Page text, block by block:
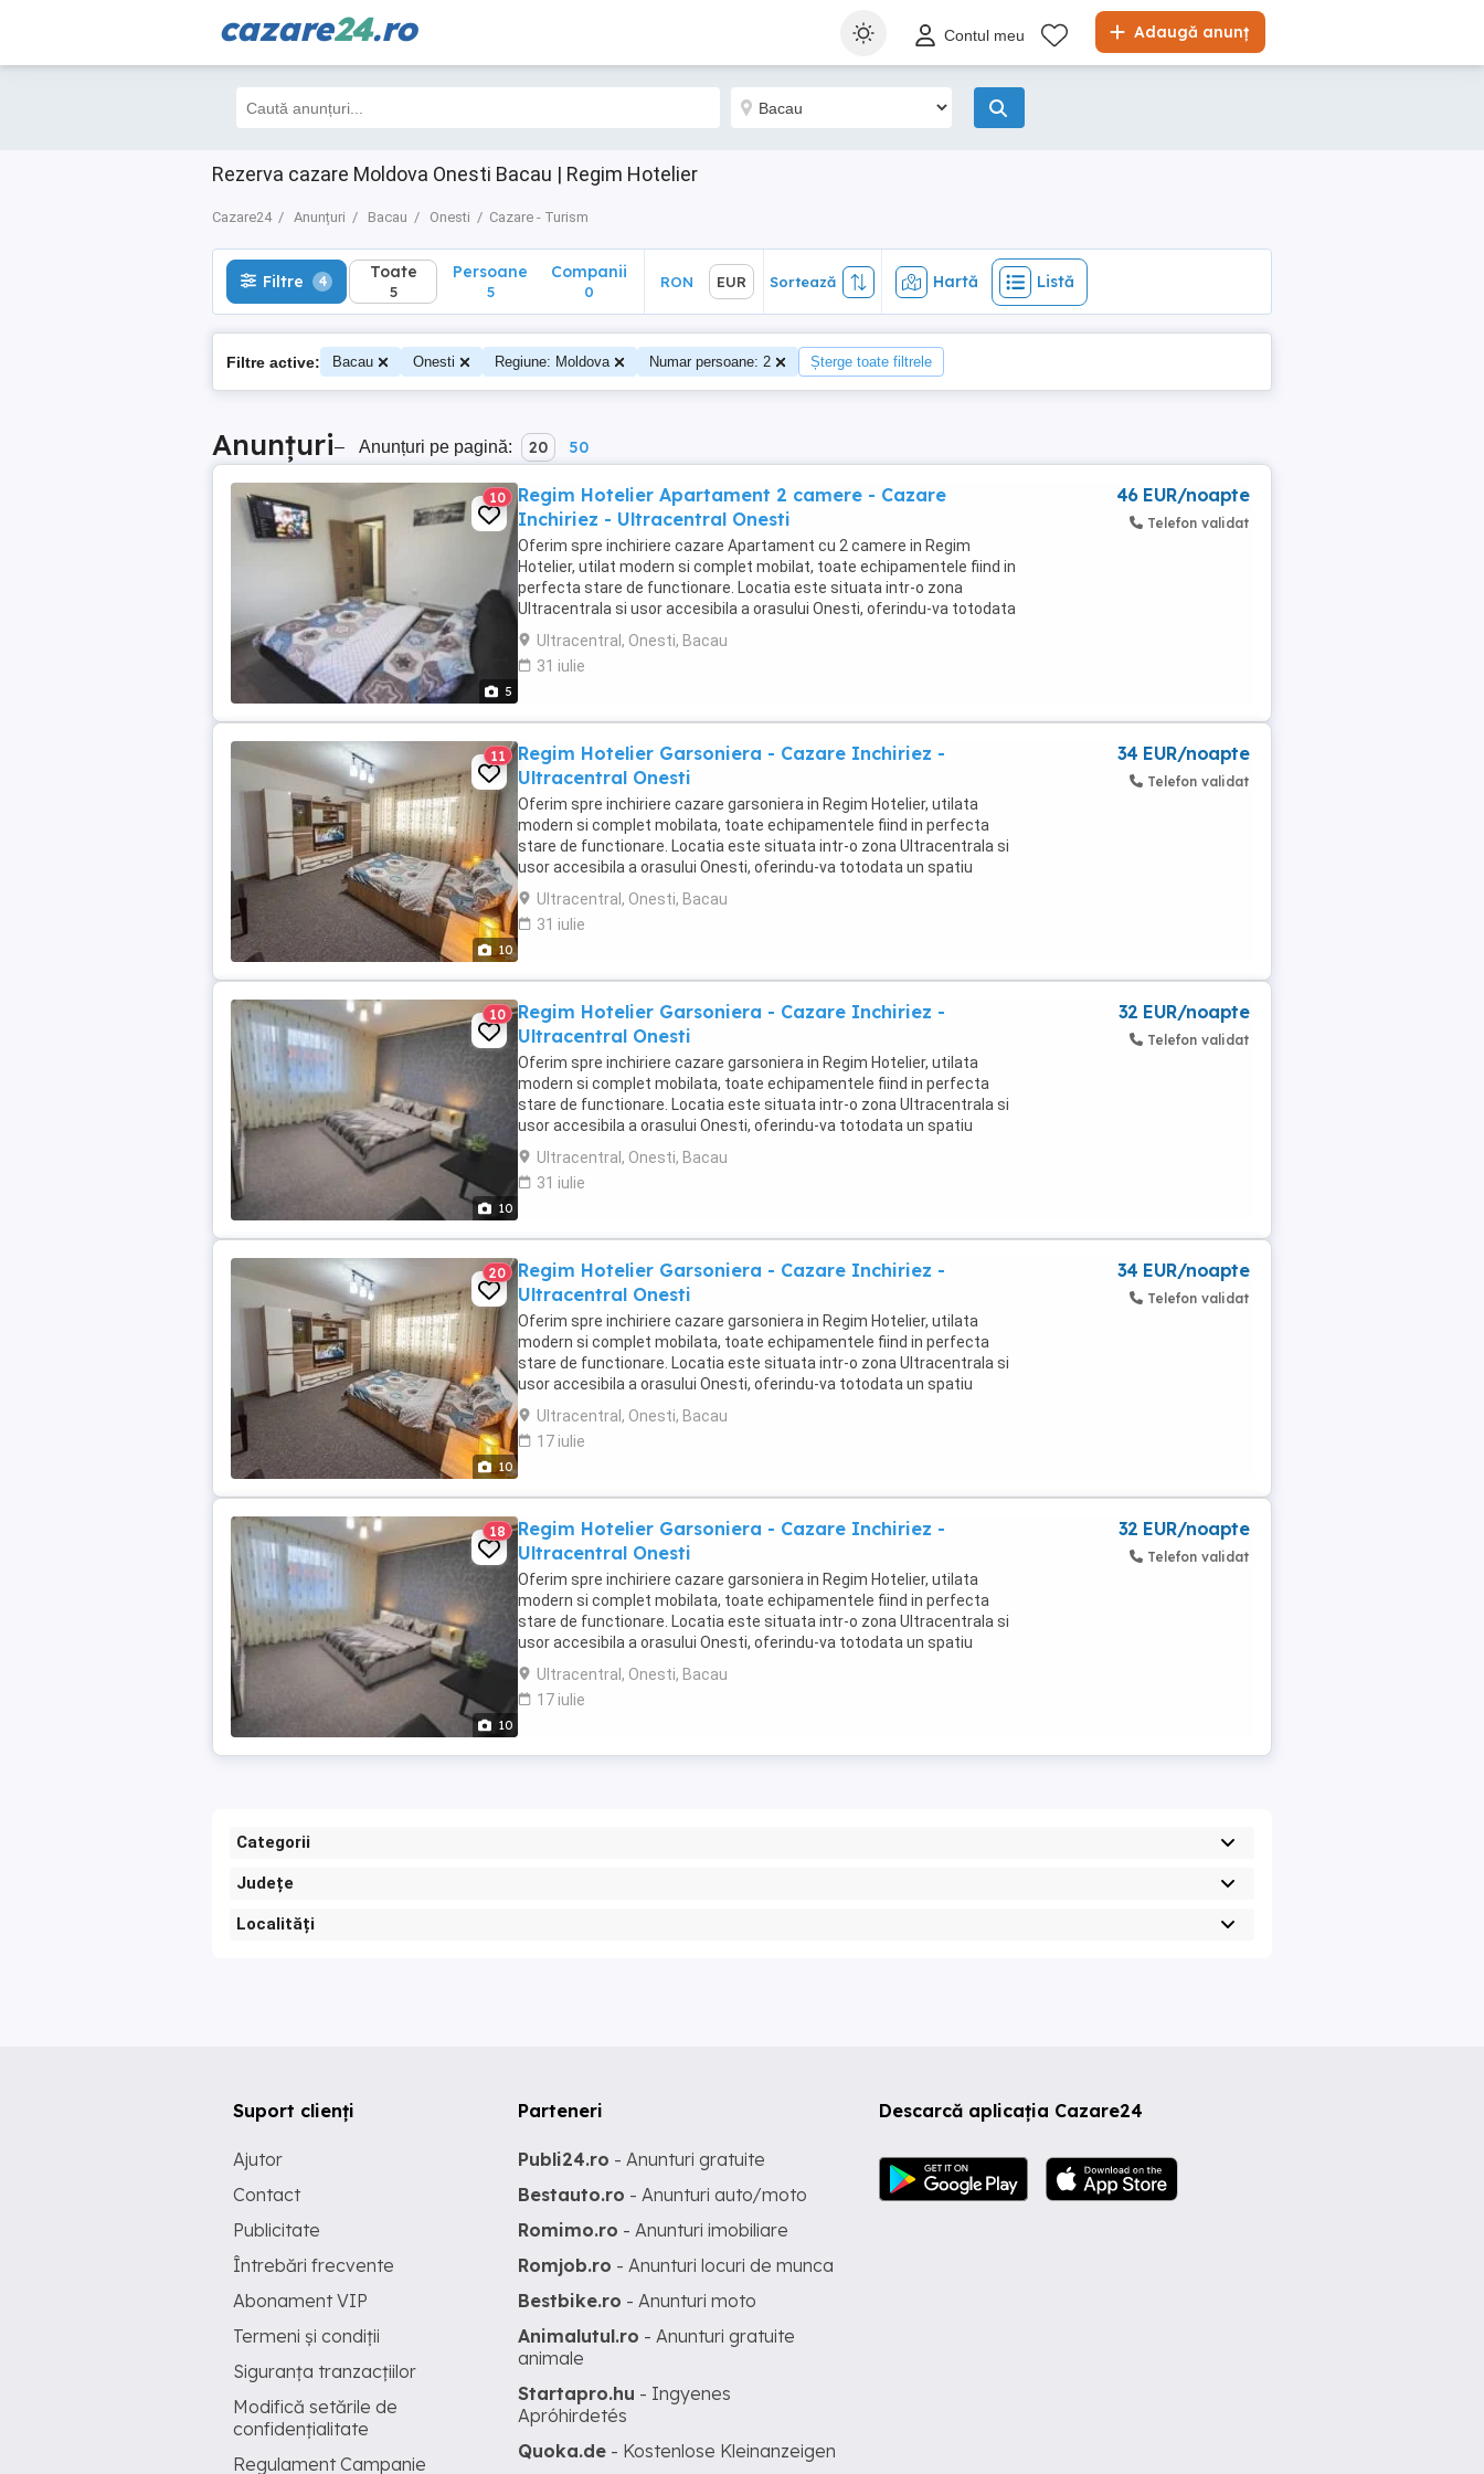
cazare24.ro Adaugă anunț
Contul meu
Rezerva cazare Moldova Onesti Bacau | Regim Hotelier
Cazare24 Anunțuri Bacau Onesti Cazare - Turism
Filtre 4 Toate
5
Hartă Listă
Filtre 4 Toate
5
Persoane
5
Companii
0
RON EUR Sortează Hartă Listă
Filtre active: Bacau Onesti Regiune: Moldova Numar persoane: 2 Șterge toate filtrele
Anunțuri– Anunțuri pe pagină: 20 50
5
10
Regim Hotelier Apartament 2 camere - Cazare
Inchiriez - Ultracentral Onesti
Oferim spre inchiriere cazare Apartament cu 2 camere in Regim
Hotelier, utilat modern si complet mobilat, toate echipamentele fiind in
perfecta stare de functionare. Locatia este situata intr-o zona
Ultracentrala si usor accesibila a orasului Onesti, oferindu-va totodata
un spatiu generos de aproximativ ...
Ultracentral, Onesti, Bacau
31 iulie
46 EUR/noapte
Telefon validat
10
11
Regim Hotelier Garsoniera - Cazare Inchiriez -
Ultracentral Onesti
Oferim spre inchiriere cazare garsoniera in Regim Hotelier, utilata
modern si complet mobilata, toate echipamentele fiind in perfecta
stare de functionare. Locatia este situata intr-o zona Ultracentrala si
usor accesibila a orasului Onesti, oferindu-va totodata un spatiu
generos de 32mp (NU studiori ...
Ultracentral, Onesti, Bacau
31 iulie
34 EUR/noapte
Telefon validat
10
10
Regim Hotelier Garsoniera - Cazare Inchiriez -
Ultracentral Onesti
Oferim spre inchiriere cazare garsoniera in Regim Hotelier, utilata
modern si complet mobilata, toate echipamentele fiind in perfecta
stare de functionare. Locatia este situata intr-o zona Ultracentrala si
usor accesibila a orasului Onesti, oferindu-va totodata un spatiu
generos de 32mp (NU studiori ...
Ultracentral, Onesti, Bacau
31 iulie
32 EUR/noapte
Telefon validat
10
20
Regim Hotelier Garsoniera - Cazare Inchiriez -
Ultracentral Onesti
Oferim spre inchiriere cazare garsoniera in Regim Hotelier, utilata
modern si complet mobilata, toate echipamentele fiind in perfecta
stare de functionare. Locatia este situata intr-o zona Ultracentrala si
usor accesibila a orasului Onesti, oferindu-va totodata un spatiu
generos de 32mp (NU studiori ...
Ultracentral, Onesti, Bacau
17 iulie
34 EUR/noapte
Telefon validat
10
18
Regim Hotelier Garsoniera - Cazare Inchiriez -
Ultracentral Onesti
Oferim spre inchiriere cazare garsoniera in Regim Hotelier, utilata
modern si complet mobilata, toate echipamentele fiind in perfecta
stare de functionare. Locatia este situata intr-o zona Ultracentrala si
usor accesibila a orasului Onesti, oferindu-va totodata un spatiu
generos de 32mp (NU studiori ...
Ultracentral, Onesti, Bacau
17 iulie
32 EUR/noapte
Telefon validat
Categorii
Județe
Localități
Descarcă aplicația Cazare24
Suport clienți
Ajutor
Contact
Publicitate
Întrebări frecvente
Abonament VIP
Termeni și condiții
Siguranța tranzacțiilor
Modifică setările de
confidențialitate
Regulament Campanie
Parteneri
Publi24.ro - Anunturi gratuite
Bestauto.ro - Anunturi auto/moto
Romimo.ro - Anunturi imobiliare
Romjob.ro - Anunturi locuri de munca
Bestbike.ro - Anunturi moto
Animalutul.ro - Anunturi gratuite
animale
Startapro.hu - Ingyenes
Apróhirdetés
Quoka.de - Kostenlose Kleinanzeigen